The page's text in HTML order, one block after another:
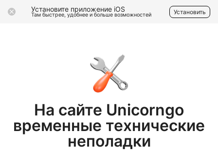
Установите приложение iOS
Там быстрее, удобнее и больше возможностей Установить
На сайте Unicorngo
временные технические
неполадки